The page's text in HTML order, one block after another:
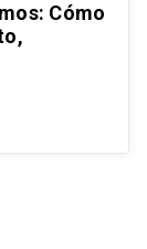
Cómo